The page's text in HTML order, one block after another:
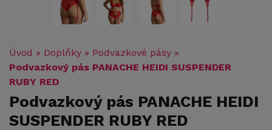
Úvod » Doplňky » Podvazkové pásy »
Podvazkový pás PANACHE HEIDI SUSPENDER
RUBY RED
Podvazkový pás PANACHE HEIDI
SUSPENDER RUBY RED